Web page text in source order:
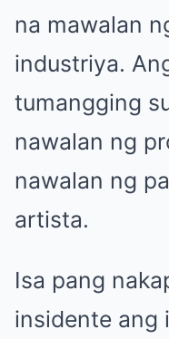
na mawalan
industriya.
tumangging
nawalan ng
nawalan ng
artista.
Isa pang
insidente ang